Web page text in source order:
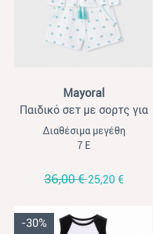
Mayoral
Παιδικό σετ με σορτς για
κορίτσια Mayoral
σταμπωτό λευκό
Διαθέσιμα μεγέθη
7 Ε
36,00 €25,20 €
-30%